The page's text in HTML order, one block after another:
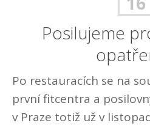
Posilujeme
Po restauracích se na
první fitcentra a
v Praze totiž už v